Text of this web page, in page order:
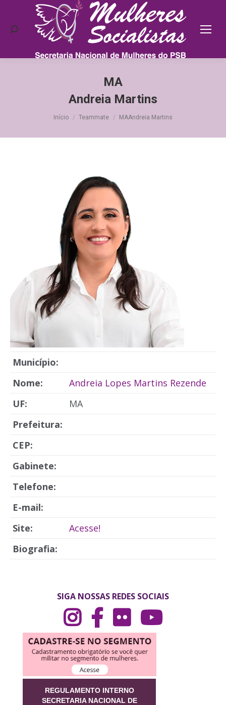
Search:
MA
Andreia Martins
Você está aqui:
Início Teammate MAAndreia Martins
Município:
Nome:
Andreia Lopes Martins Rezende
UF:
MA
Prefeitura:
CEP:
Gabinete:
Telefone:
E-mail:
Site:
Acesse!
Biografia:
SIGA NOSSAS REDES SOCIAIS
REGULAMENTO INTERNO
SECRETARIA NACIONAL DE